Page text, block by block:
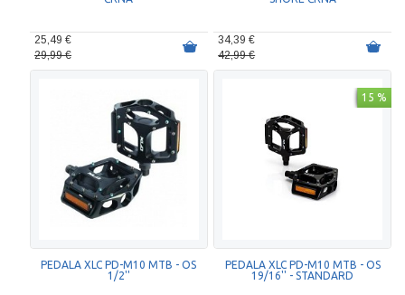
25,49 €
29,99 €
34,39 €
42,99 €
PEDALA XLC PD-M10 MTB - OS
1/2''
15 %
PEDALA XLC PD-M10 MTB - OS
19/16'' - STANDARD